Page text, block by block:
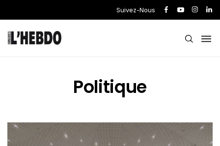
Suivez-Nous
Politique